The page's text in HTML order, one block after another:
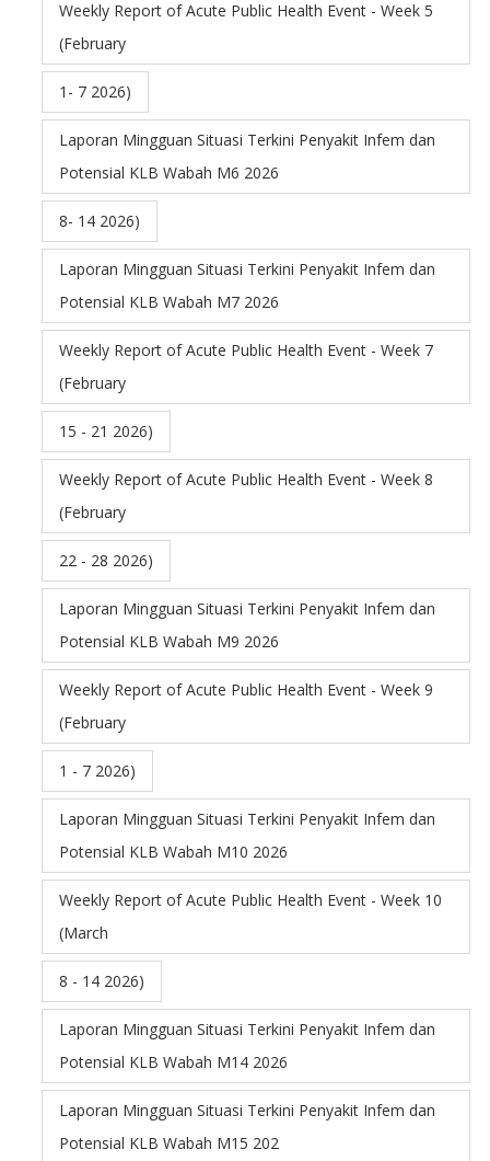
Weekly Report of Acute Public Health Event - Week 5
(February
1- 7 2026)
Laporan Mingguan Situasi Terkini Penyakit Infem dan
Potensial KLB Wabah M6 2026
8- 14 2026)
Laporan Mingguan Situasi Terkini Penyakit Infem dan
Potensial KLB Wabah M7 2026
Weekly Report of Acute Public Health Event - Week 7
(February
15 - 21 2026)
Weekly Report of Acute Public Health Event - Week 8
(February
22 - 28 2026)
Laporan Mingguan Situasi Terkini Penyakit Infem dan
Potensial KLB Wabah M9 2026
Weekly Report of Acute Public Health Event - Week 9
(February
1 - 7 2026)
Laporan Mingguan Situasi Terkini Penyakit Infem dan
Potensial KLB Wabah M10 2026
Weekly Report of Acute Public Health Event - Week 10
(March
8 - 14 2026)
Laporan Mingguan Situasi Terkini Penyakit Infem dan
Potensial KLB Wabah M14 2026
Laporan Mingguan Situasi Terkini Penyakit Infem dan
Potensial KLB Wabah M15 202